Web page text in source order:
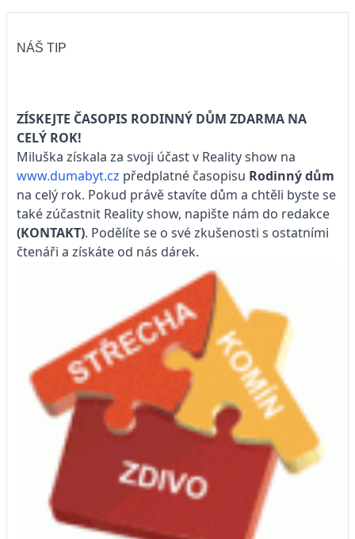
NÁŠ TIP
ZÍSKEJTE ČASOPIS RODINNÝ DŮM ZDARMA NA
CELÝ ROK!
Miluška získala za svoji účast v Reality show na
www.dumabyt.cz předplatné časopisu Rodinný dům
na celý rok. Pokud právě stavíte dům a chtěli byste se
také zúčastnit Reality show, napište nám do redakce
(KONTAKT). Podělíte se o své zkušenosti s ostatními
čtenáři a získáte od nás dárek.